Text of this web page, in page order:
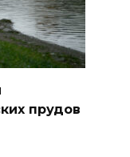
прудов